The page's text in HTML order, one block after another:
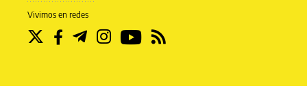
Vivimos en redes